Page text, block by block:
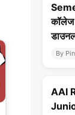
कॉलेज
By
AAI